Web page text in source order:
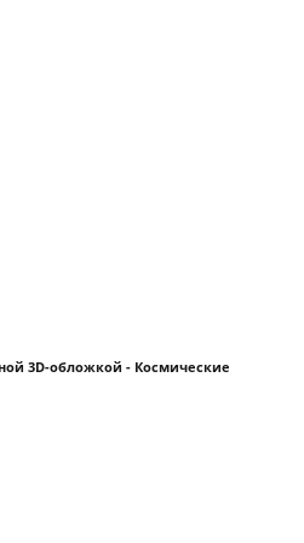
3D-обложкой - Космические